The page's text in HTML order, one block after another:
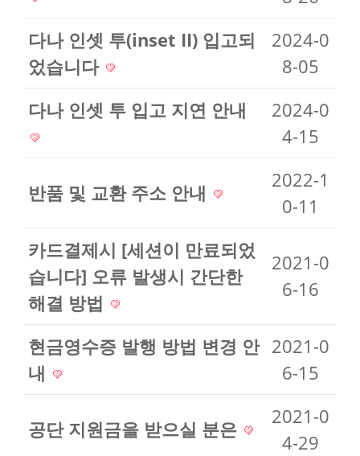
다나 인셋 투(inset II) 입고되
었습니다
2024-0
8-05
다나 인셋 투 입고 지연 안내
2024-0
4-15
반품 및 교환 주소 안내
2022-1
0-11
카드결제시 [세션이 만료되었
습니다] 오류 발생시 간단한
해결 방법
2021-0
6-16
현금영수증 발행 방법 변경 안
내
2021-0
6-15
공단 지원금을 받으실 분은
2021-0
4-29